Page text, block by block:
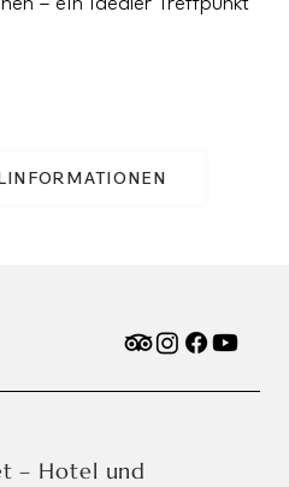
– ein idealer Treffpunkt
– Hotel und